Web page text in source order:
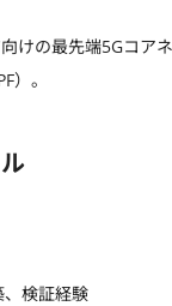
けの最先端5Gコア
）。
、検証経験